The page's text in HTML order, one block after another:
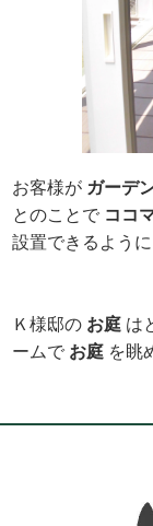
お客様が ガーデ
とのことで ココ
設置できるよう
Ｋ様邸の お庭 は
ームで お庭 を眺